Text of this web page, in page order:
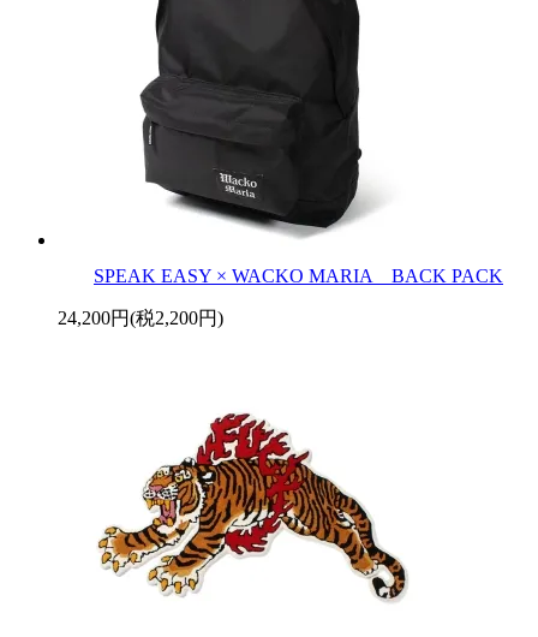
SPEAK EASY × WACKO MARIA BACK PACK
24,200円(税2,200円)